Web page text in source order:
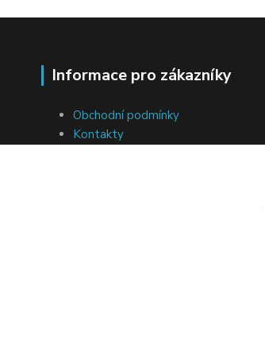
Informace pro zákazníky
Obchodní podmínky
Kontakty